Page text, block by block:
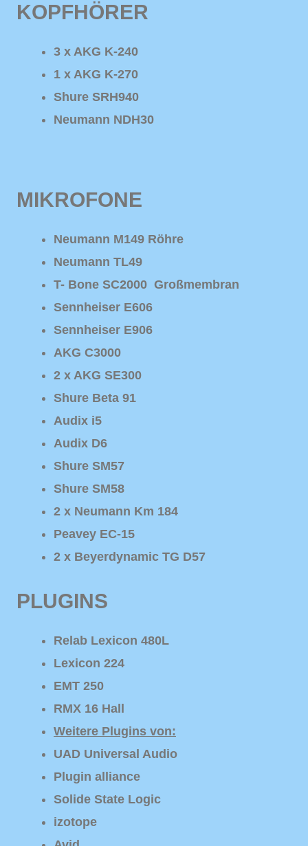
KOPFHÖRER
3 x AKG K-240
1 x AKG K-270
Shure SRH940
Neumann NDH30
MIKROFONE
Neumann M149 Röhre
Neumann TL49
T- Bone SC2000 Großmembran
Sennheiser E606
Sennheiser E906
AKG C3000
2 x AKG SE300
Shure Beta 91
Audix i5
Audix D6
Shure SM57
Shure SM58
2 x Neumann Km 184
Peavey EC-15
2 x Beyerdynamic TG D57
PLUGINS
Relab Lexicon 480L
Lexicon 224
EMT 250
RMX 16 Hall
Weitere Plugins von:
UAD Universal Audio
Plugin alliance
Solide State Logic
izotope